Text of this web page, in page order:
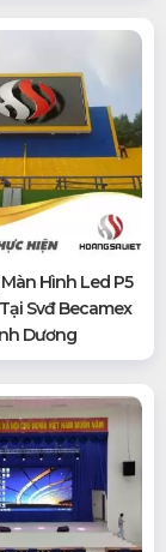
Hình Led P5
Svđ Becamex
Dương